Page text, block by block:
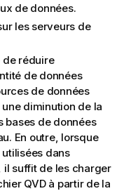
de données.
les serveurs de
de réduire
de données
de données
diminution de la
bases de données
En outre, lorsque
dans
il suffit de les charger
QVDà partir de la